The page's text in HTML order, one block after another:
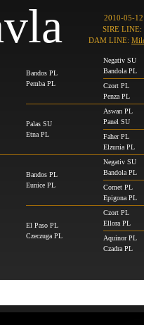
2010-05-
SIRE LINE:
DAM LINE:
Bandos PL
Pemba PL
Negativ SU
Bandola PL
Czort PL
Penza PL
Palas SU
Etna PL
Aswan PL
Panel SU
Faher PL
Elzunia PL
Bandos PL
Eunice PL
Negativ SU
Bandola PL
Comet PL
Epigona PL
El Paso PL
Czeczuga PL
Czort PL
Ellora PL
Aquinor PL
Czadra PL